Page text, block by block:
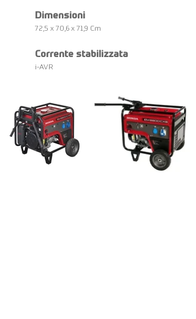
Dimensioni
72,5 x 70,6 x 71,9 Cm
Corrente stabilizzata
i-AVR